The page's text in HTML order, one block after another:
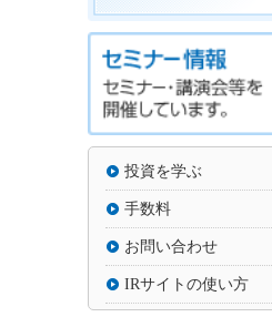
投資を学ぶ
手数料
お問い合わせ
IRサイトの使い方